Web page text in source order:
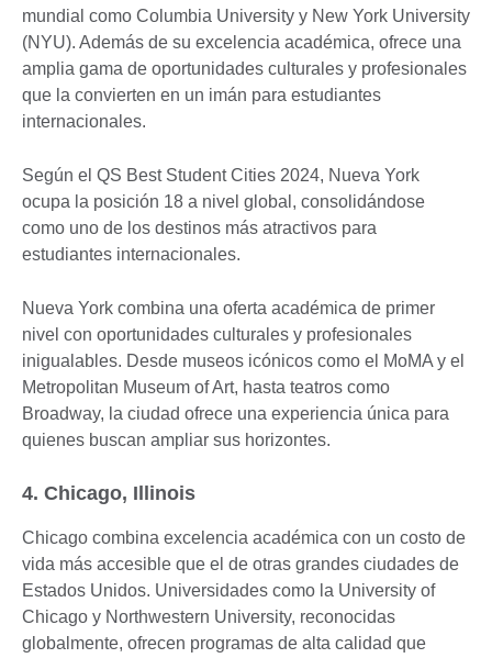
mundial como Columbia University y New York University
(NYU). Además de su excelencia académica, ofrece una
amplia gama de oportunidades culturales y profesionales
que la convierten en un imán para estudiantes
internacionales.
Según el QS Best Student Cities 2024, Nueva York
ocupa la posición 18 a nivel global, consolidándose
como uno de los destinos más atractivos para
estudiantes internacionales.
Nueva York combina una oferta académica de primer
nivel con oportunidades culturales y profesionales
inigualables. Desde museos icónicos como el MoMA y el
Metropolitan Museum of Art, hasta teatros como
Broadway, la ciudad ofrece una experiencia única para
quienes buscan ampliar sus horizontes.
4. Chicago, Illinois
Chicago combina excelencia académica con un costo de
vida más accesible que el de otras grandes ciudades de
Estados Unidos. Universidades como la University of
Chicago y Northwestern University, reconocidas
globalmente, ofrecen programas de alta calidad que